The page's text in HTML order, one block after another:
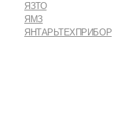
ЯЗТО
ЯМЗ
ЯНТАРЬТЕХПРИБОР